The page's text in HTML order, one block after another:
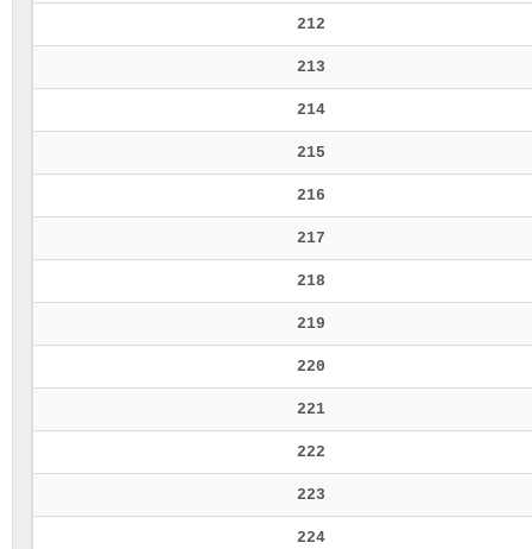
212
213
214
215
216
217
218
219
220
221
222
223
224